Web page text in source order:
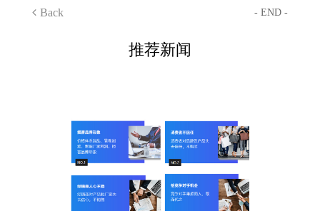
Back
- END -
推荐新闻